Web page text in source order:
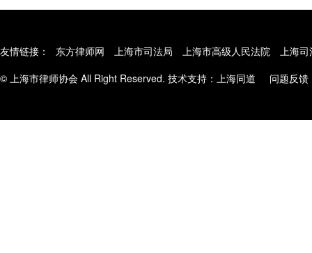
友情链接： 东方律师网 上海市司法局 上海市高级人民法院
上海
© 上海市律师协会 All Right Reserved. 技术支持： 上海同道 问题反馈